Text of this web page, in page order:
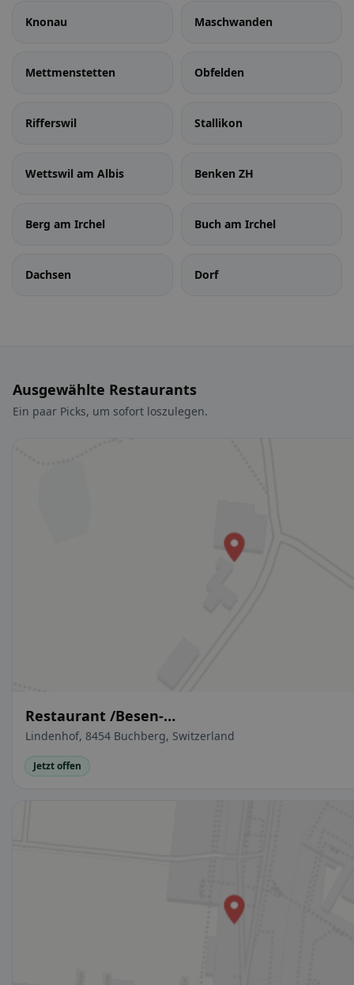
Knonau Maschwanden
Mettmenstetten Obfelden
Rifferswil Stallikon
Wettswil am Albis Benken ZH
Berg am Irchel Buch am Irchel
Dachsen Dorf
Ausgewählte Restaurants
Ein paar Picks, um sofort loszulegen.
Restaurant /Besen-
Beiz/Besenwirtschaft/
Lindenhof, 8454 Buchberg, Switzerland
Jetzt offen